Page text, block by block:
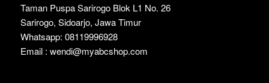
Taman Puspa Sarirogo Blok L1 No. 26
Sarirogo, Sidoarjo, Jawa Timur
Whatsapp: 08119996928
Email : wendi@myabcshop.com